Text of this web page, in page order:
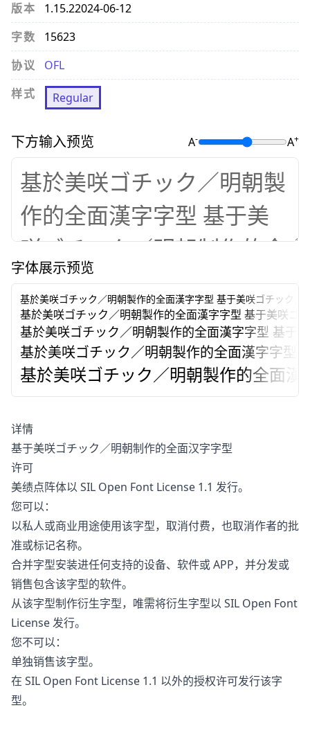
版本
1.15.22024-06-12
字数
15623
协议
OFL
样式
Regular
下方输入预览 A- A+
字体展示预览
基於美咲ゴチック／明朝製作的全面漢字字型 基于美咲ゴチック／
基於美咲ゴチック／明朝製作的全面漢字字型 基于美咲ゴ
基於美咲ゴチック／明朝製作的全面漢字字型 基于
基於美咲ゴチック／明朝製作的全面漢字字型
基於美咲ゴチック／明朝製作的全面漢
详情
基于美咲ゴチック／明朝制作的全面汉字字型
许可
美绩点阵体以 SIL Open Font License 1.1 发行。
您可以：
以私人或商业用途使用该字型，取消付费，也取消作者的批
准或标记名称。
合并字型安装进任何支持的设备、软件或 APP，并分发或
销售包含该字型的软件。
从该字型制作衍生字型，唯需将衍生字型以 SIL Open Font
License 发行。
您不可以：
单独销售该字型。
在 SIL Open Font License 1.1 以外的授权许可发行该字
型。